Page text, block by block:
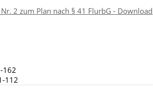
2 zum Plan nach § 41 FlurbG - Download
162
112